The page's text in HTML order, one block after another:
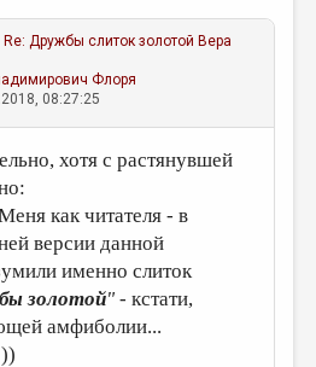
Re: Дружбы слиток золотой Вера
Флоря
08:27:25
хотя с растянувшей
как читателя - в
версии данной
именно слиток
золотой" - кстати,
амфиболии...